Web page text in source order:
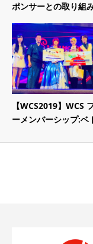
ポンサーとの取り組
【WCS2019】WCS
ーメンバーシップ:ベ